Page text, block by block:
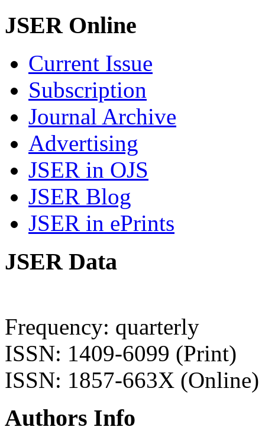
JSER Online
Current Issue
Subscription
Journal Archive
Advertising
JSER in OJS
JSER Blog
JSER in ePrints
JSER Data
Frequency: quarterly
ISSN: 1409-6099 (Print)
ISSN: 1857-663X (Online)
Authors Info